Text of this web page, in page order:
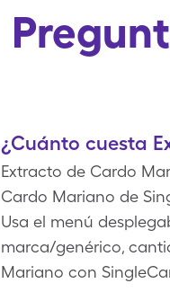
¿Cuánto cuesta
Extracto de Cardo
Cardo Mariano de
Usa el menú
marca/genérico,
Mariano con